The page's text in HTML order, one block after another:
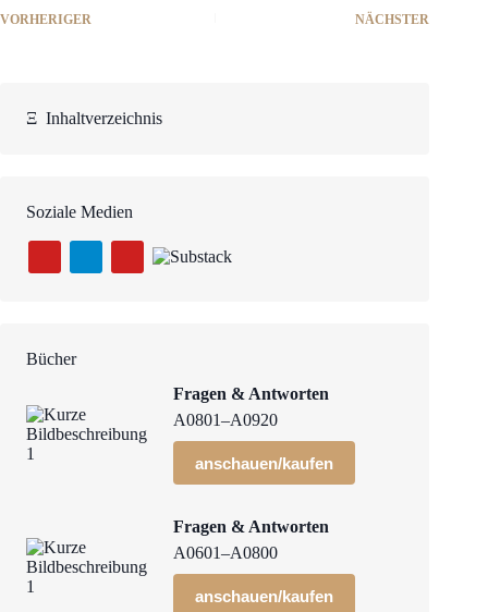
VORHERIGER NÄCHSTER
Ξ Inhaltverzeichnis
Soziale Medien
Bücher
Fragen & Antworten
A0801–A0920
anschauen/kaufen
Fragen & Antworten
A0601–A0800
anschauen/kaufen